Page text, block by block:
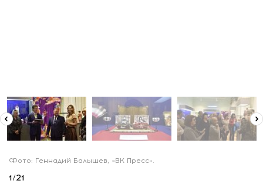
Фото: Геннадий Балышев, «ВК Пресс».
1/21